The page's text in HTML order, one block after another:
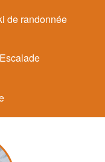
de randonnée
Escalade